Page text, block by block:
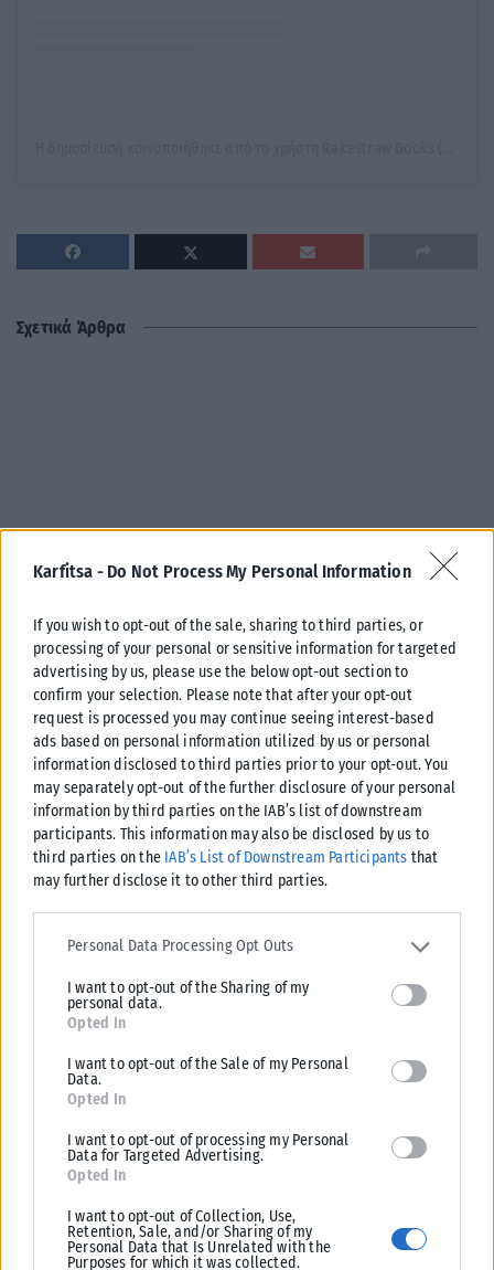
Karfitsa - Do Not Process My Personal Information
If you wish to opt-out of the sale, sharing to third parties, or
processing of your personal or sensitive information for targeted
advertising by us, please use the below opt-out section to
confirm your selection. Please note that after your opt-out
request is processed you may continue seeing interest-based
ads based on personal information utilized by us or personal
information disclosed to third parties prior to your opt-out. You
may separately opt-out of the further disclosure of your personal
information by third parties on the IAB’s list of downstream
participants. This information may also be disclosed by us to
third parties on the IAB’s List of Downstream Participants that
may further disclose it to other third parties.
Please note that this website/app uses one or more Google
services and may gather and store information including but not
deny consent to Google and its third-party tags to use your data
for below specified purposes in below Google consent section.
Personal Data Processing Opt Outs
I want to opt-out of the Sharing of my
personal data.
Opted In
I want to opt-out of the Sale of my Personal
Data.
Opted In
I want to opt-out of processing my Personal
Data for Targeted Advertising.
Opted In
I want to opt-out of Collection, Use,
Retention, Sale, and/or Sharing of my
Personal Data that Is Unrelated with the
Purposes for which it was collected.
Σχετικά Άρθρα
ΕΛΛΆΔΑ
ΔΕΘ: Χρηματοδότηση 204,6 εκατ. ευρώ για την ανάπλαση –
Πάρκο 120 στρεμμάτων και νέες εκθεσιακές υποδομές
Η ανάπλαση της ΔΕΘ εντάχθηκε στο Εθνικό Πρόγραμμα Ανάπτυξης
2026-2030 με χρηματοδότηση 204,6 εκατ. ευρώ, εξασφαλίζοντας την
υλοποίηση του έργου...
ΑΝΑΡΤΉΘΗΚΕ ΑΠΌKARFITSANEWS 06/08/2026
Το τελευταίο «αντίο» στον Λάκη Χαλκιά